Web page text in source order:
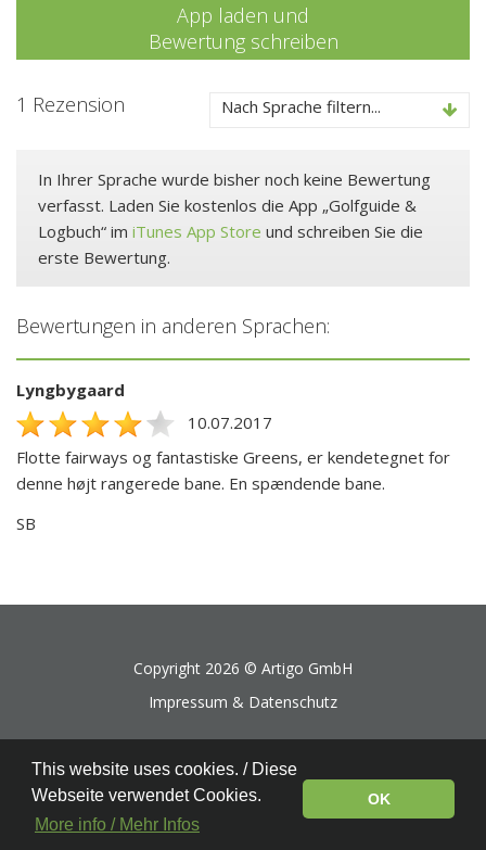
App laden und
Bewertung schreiben
1 Rezension Nach Sprache filtern...
In Ihrer Sprache wurde bisher noch keine Bewertung
verfasst. Laden Sie kostenlos die App „Golfguide &
Logbuch“ im iTunes App Store und schreiben Sie die
erste Bewertung.
Bewertungen in anderen Sprachen:
Lyngbygaard
10.07.2017
Flotte fairways og fantastiske Greens, er kendetegnet for
denne højt rangerede bane. En spændende bane.
SB
Copyright 2026 © Artigo GmbH
Impressum & Datenschutz
This website uses cookies. / Diese
Webseite verwendet Cookies.
More info / Mehr Infos
OK